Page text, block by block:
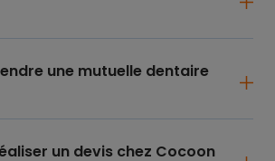
une mutuelle dentaire
un devis chez Cocoon